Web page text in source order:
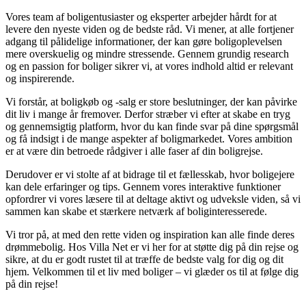
Vores team af boligentusiaster og eksperter arbejder hårdt for at
levere den nyeste viden og de bedste råd. Vi mener, at alle fortjener
adgang til pålidelige informationer, der kan gøre boligoplevelsen
mere overskuelig og mindre stressende. Gennem grundig research
og en passion for boliger sikrer vi, at vores indhold altid er relevant
og inspirerende.
Vi forstår, at boligkøb og -salg er store beslutninger, der kan påvirke
dit liv i mange år fremover. Derfor stræber vi efter at skabe en tryg
og gennemsigtig platform, hvor du kan finde svar på dine spørgsmål
og få indsigt i de mange aspekter af boligmarkedet. Vores ambition
er at være din betroede rådgiver i alle faser af din boligrejse.
Derudover er vi stolte af at bidrage til et fællesskab, hvor boligejere
kan dele erfaringer og tips. Gennem vores interaktive funktioner
opfordrer vi vores læsere til at deltage aktivt og udveksle viden, så vi
sammen kan skabe et stærkere netværk af boliginteresserede.
Vi tror på, at med den rette viden og inspiration kan alle finde deres
drømmebolig. Hos Villa Net er vi her for at støtte dig på din rejse og
sikre, at du er godt rustet til at træffe de bedste valg for dig og dit
hjem. Velkommen til et liv med boliger – vi glæder os til at følge dig
på din rejse!